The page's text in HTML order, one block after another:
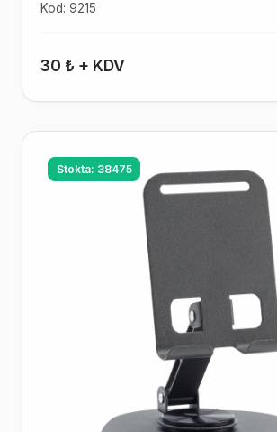
Kod: 9215
30 ₺ + KDV
Stokta: 38475